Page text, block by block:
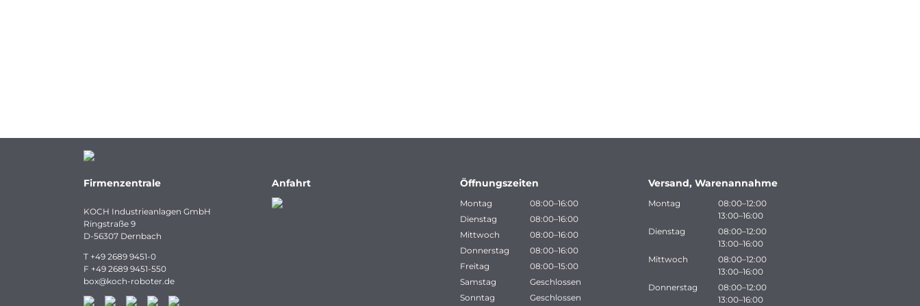
Firmenzentrale
KOCH Industrieanlagen GmbH
Ringstraße 9
D-56307 Dernbach
T +49 2689 9451-0
F +49 2689 9451-550
box@koch-roboter.de
Anfahrt Öffnungszeiten
Montag
08:00–16:00
Dienstag
08:00–16:00
Mittwoch
08:00–16:00
Donnerstag
08:00–16:00
Freitag
08:00–15:00
Samstag
Geschlossen
Sonntag
Geschlossen
Versand, Warenannahme
Montag
08:00–12:00
13:00–16:00
Dienstag
08:00–12:00
13:00–16:00
Mittwoch
08:00–12:00
13:00–16:00
Donnerstag
08:00–12:00
13:00–16:00